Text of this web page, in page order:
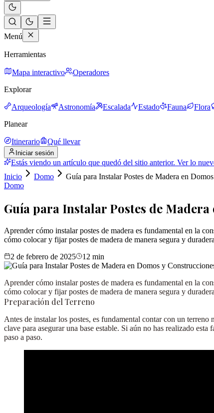
Menú
Herramientas
Mapa interactivo
Operadores
Explorar
Arqueología Astronomía Escalada Estado Fauna Flora
Planear
Itinerario Qué llevar
Iniciar sesión
Estás viendo un artículo que quedó del sitio anterior. Ver lo
Inicio
Domo
Guía para Instalar Postes de Madera en
Domo
Guía para Instalar Postes de
Aprender cómo instalar postes de madera es fundamental en la
cómo colocar y fijar postes de madera de manera segura y
2 de febrero de 2025
12 min
Aprender cómo instalar postes de madera es fundamental en la
cómo colocar y fijar postes de madera de manera segura y
Preparación del Terreno
Antes de instalar los postes, es fundamental contar con un
clave para asegurar una base estable. Si aún no has realizado
paso a paso.